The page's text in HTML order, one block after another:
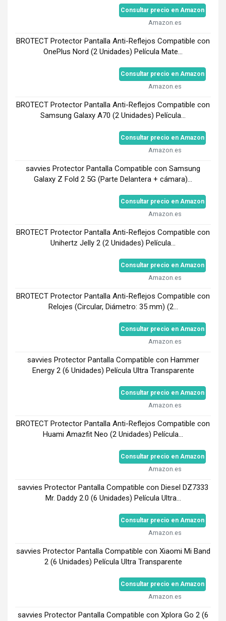
Consultar precio en Amazon
Amazon.es
BROTECT Protector Pantalla Anti-Reflejos Compatible con
OnePlus Nord (2 Unidades) Película Mate...
Consultar precio en Amazon
Amazon.es
BROTECT Protector Pantalla Anti-Reflejos Compatible con
Samsung Galaxy A70 (2 Unidades) Película...
Consultar precio en Amazon
Amazon.es
savvies Protector Pantalla Compatible con Samsung
Galaxy Z Fold 2 5G (Parte Delantera + cámara)...
Consultar precio en Amazon
Amazon.es
BROTECT Protector Pantalla Anti-Reflejos Compatible con
Unihertz Jelly 2 (2 Unidades) Película...
Consultar precio en Amazon
Amazon.es
BROTECT Protector Pantalla Anti-Reflejos Compatible con
Relojes (Circular, Diámetro: 35 mm) (2...
Consultar precio en Amazon
Amazon.es
savvies Protector Pantalla Compatible con Hammer
Energy 2 (6 Unidades) Película Ultra Transparente
Consultar precio en Amazon
Amazon.es
BROTECT Protector Pantalla Anti-Reflejos Compatible con
Huami Amazfit Neo (2 Unidades) Película...
Consultar precio en Amazon
Amazon.es
savvies Protector Pantalla Compatible con Diesel DZ7333
Mr. Daddy 2.0 (6 Unidades) Película Ultra...
Consultar precio en Amazon
Amazon.es
savvies Protector Pantalla Compatible con Xiaomi Mi Band
2 (6 Unidades) Película Ultra Transparente
Consultar precio en Amazon
Amazon.es
savvies Protector Pantalla Compatible con Xplora Go 2 (6